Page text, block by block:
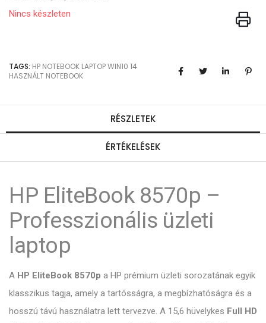
Nincs készleten
TAGS: HP NOTEBOOK LAPTOPWIN10 14
HASZNÁLT NOTEBOOK
RÉSZLETEK
ÉRTÉKELÉSEK
HP EliteBook 8570p –
Professzionális üzleti
laptop
A HP EliteBook 8570p a HP prémium üzleti sorozatának egyik
klasszikus tagja, amely a tartósságra, a megbízhatóságra és a
hosszú távú használatra lett tervezve. A 15,6 hüvelykes Full HD